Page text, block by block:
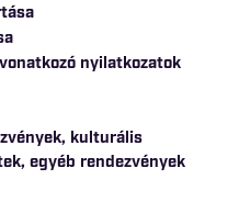
nyilatkozatok
kulturális
egyéb rendezvények